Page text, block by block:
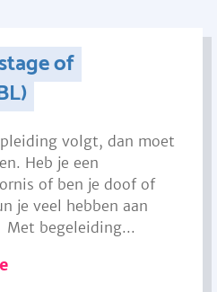
of
volgt, dan moet
Heb je een
of ben je doof of
je veel hebben aan
begeleiding...